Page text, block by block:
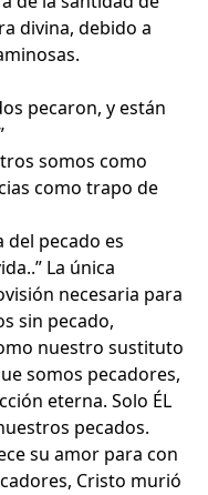
divina, debido a
pecaron, y están
somos como
como trapo de
del pecado es
La única
necesaria para
sin pecado,
nuestro sustituto
somos pecadores,
eterna. Solo ÉL
pecados.
su amor para con
Cristo murió